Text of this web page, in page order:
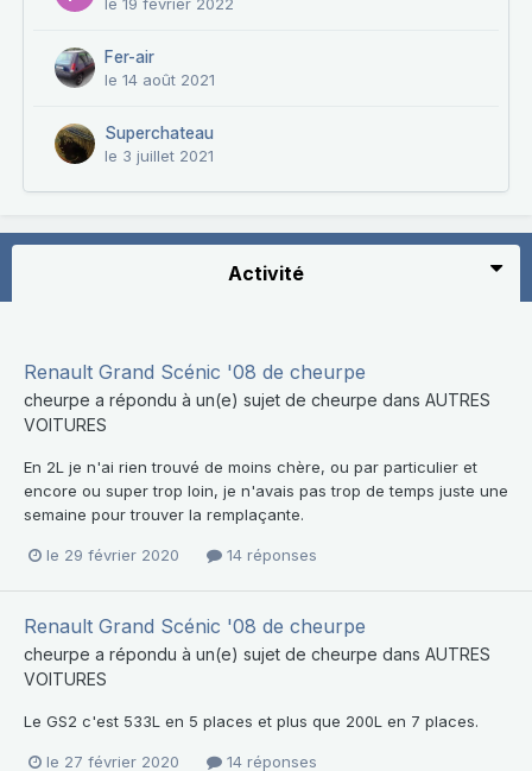
Fer-air
le 14 août 2021
Superchateau
le 3 juillet 2021
Activité
Renault Grand Scénic '08 de cheurpe
cheurpe a répondu à un(e) sujet de cheurpe dans AUTRES
VOITURES
En 2L je n'ai rien trouvé de moins chère, ou par particulier et
encore ou super trop loin, je n'avais pas trop de temps juste une
semaine pour trouver la remplaçante.
le 29 février 2020 14 réponses
Renault Grand Scénic '08 de cheurpe
cheurpe a répondu à un(e) sujet de cheurpe dans AUTRES
VOITURES
Le GS2 c'est 533L en 5 places et plus que 200L en 7 places.
le 27 février 2020 14 réponses